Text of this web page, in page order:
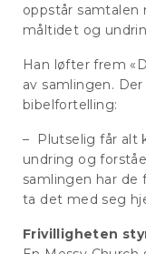
oppstår
måltidet og
Han løfter frem
av samlingen.
bibelfortelling:
– Plutselig får alt
undring og
samlingen har de
ta det med seg
Frivilligheten